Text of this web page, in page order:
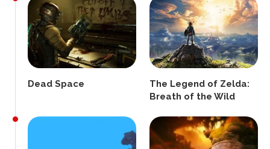
Dead Space
The Legend of Zelda:
Breath of the Wild